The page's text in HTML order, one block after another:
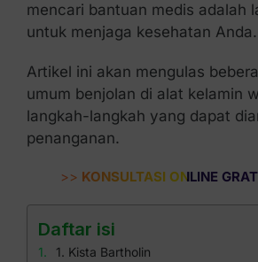
mencari bantuan medis adalah
untuk menjaga kesehatan Anda.
Artikel ini akan mengulas
umum benjolan di alat kelamin
langkah-langkah yang dapat
penanganan.
>> KONSULTASI ONLINE
Daftar isi
1. Kista Bartholin